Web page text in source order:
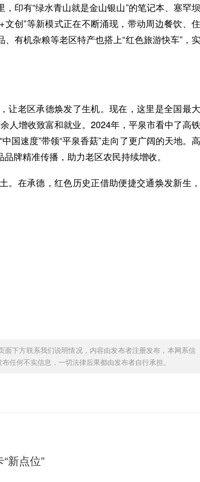
印有“绿水青山就是金山银山”的笔记本、塞罕坝
文创”等新模式正在不断涌现，带动周边餐饮、住
有机杂粮等老区特产也搭上“红色旅游快车”，实
老区承德焕发了生机。现在，这里是全国最大
人增收致富和就业。2024年，平泉市看中了高铁
国速度”带领“平泉香菇”走向了更广阔的天地。高
牌精准传播，助力老区农民持续增收。
在承德，红色历史正借助便捷交通焕发新生，
下方联系我们说明情况，内容由发布者注册发布，本网系信
任何不实信息，一切法律后果都由发布者自行承担。
新点位”